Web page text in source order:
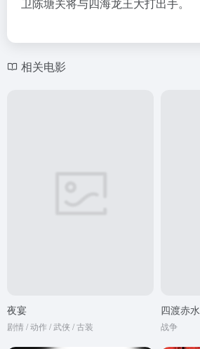
相关电影
夜宴
剧情 / 动作 / 武侠 / 古装
四渡赤水
战争